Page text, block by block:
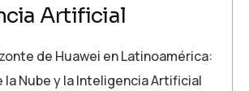
Artificial
de Huawei en Latinoamérica:
la Nube y la Inteligencia Artificial